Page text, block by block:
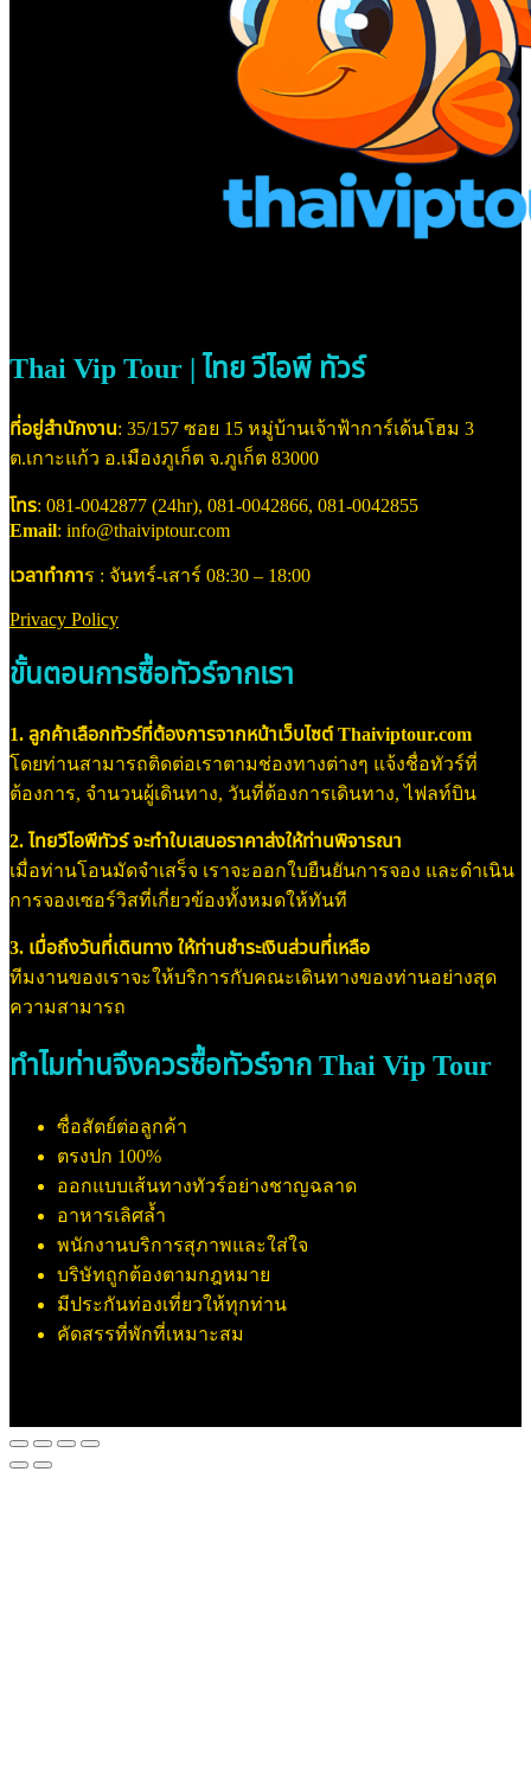
Thai Vip Tour | ไทย วีไอพี ทัวร์
ที่อยู่สำนักงาน: 35/157 ซอย 15 หมู่บ้านเจ้าฟ้าการ์เด้นโฮม 3
ต.เกาะแก้ว อ.เมืองภูเก็ต จ.ภูเก็ต 83000
โทร: 081-0042877 (24hr), 081-0042866, 081-0042855
Email: info@thaiviptour.com
เวลาทำการ : จันทร์-เสาร์ 08:30 – 18:00
Privacy Policy
ขั้นตอนการซื้อทัวร์จากเรา
1. ลูกค้าเลือกทัวร์ที่ต้องการจากหน้าเว็บไซต์ Thaiviptour.com
โดยท่านสามารถติดต่อเราตามช่องทางต่างๆ แจ้งชื่อทัวร์ที่
ต้องการ, จำนวนผู้เดินทาง, วันที่ต้องการเดินทาง, ไฟลท์บิน
2. ไทยวีไอพีทัวร์ จะทำใบเสนอราคาส่งให้ท่านพิจารณา
เมื่อท่านโอนมัดจำเสร็จ เราจะออกใบยืนยันการจอง และดำเนิน
การจองเซอร์วิสที่เกี่ยวข้องทั้งหมดให้ทันที
3. เมื่อถึงวันที่เดินทาง ให้ท่านชำระเงินส่วนที่เหลือ
ทีมงานของเราจะให้บริการกับคณะเดินทางของท่านอย่างสุด
ความสามารถ
ทำไมท่านจึงควรซื้อทัวร์จาก Thai Vip Tour
ซื่อสัตย์ต่อลูกค้า
ตรงปก 100%
ออกแบบเส้นทางทัวร์อย่างชาญฉลาด
อาหารเลิศล้ำ
พนักงานบริการสุภาพและใส่ใจ
บริษัทถูกต้องตามกฎหมาย
มีประกันท่องเที่ยวให้ทุกท่าน
คัดสรรที่พักที่เหมาะสม